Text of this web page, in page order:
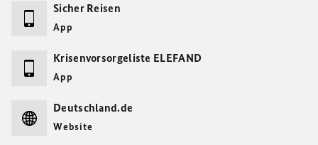
Sicher Reisen
App
Krisenvorsorgeliste ELEFAND
App
Deutschland.de
Website